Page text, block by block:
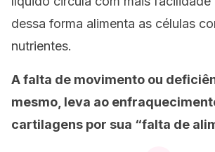
dessa forma alimenta as células
nutrientes.
A falta de movimento ou
mesmo, leva ao
cartilagens por sua “falta de